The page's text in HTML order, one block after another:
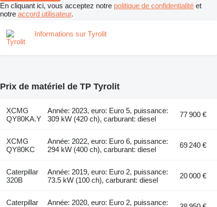
En cliquant ici, vous acceptez notre politique de confidentialité et
notre accord utilisateur.
Informations sur Tyrolit
Prix de matériel de TP Tyrolit
XCMG
QY80KA.Y
Année: 2023, euro: Euro 5, puissance:
309 kW (420 ch), carburant: diesel
77 900 €
XCMG
QY80KC
Année: 2022, euro: Euro 6, puissance:
294 kW (400 ch), carburant: diesel
69 240 €
Caterpillar
320B
Année: 2019, euro: Euro 2, puissance:
73.5 kW (100 ch), carburant: diesel
20 000 €
Caterpillar
Année: 2020, euro: Euro 2, puissance: